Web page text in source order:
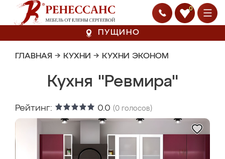
0
ПУЩИНО
ГЛАВНАЯ → КУХНИ → КУХНИ ЭКОНОМ
Кухня "Ревмира"
Рейтинг: 0.0 (0 голосов)